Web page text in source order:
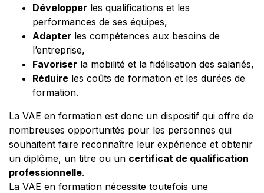
Développer les qualifications et les
performances de ses équipes,
Adapter les compétences aux besoins de
l’entreprise,
Favoriser la mobilité et la fidélisation des salariés,
Réduire les coûts de formation et les durées de
formation.
La VAE en formation est donc un dispositif qui offre de
nombreuses opportunités pour les personnes qui
souhaitent faire reconnaître leur expérience et obtenir
un diplôme, un titre ou un certificat de qualification
professionnelle.
La VAE en formation nécessite toutefois une